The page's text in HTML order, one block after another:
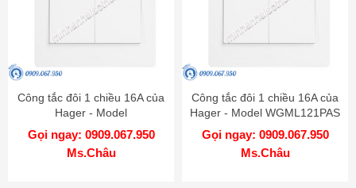
Công tắc đôi 1 chiều 16A của
Hager - Model
WGML121PKB
Gọi ngay: 0909.067.950
Ms.Châu
Công tắc đôi 1 chiều 16A của
Hager - Model WGML121PAS
Gọi ngay: 0909.067.950
Ms.Châu